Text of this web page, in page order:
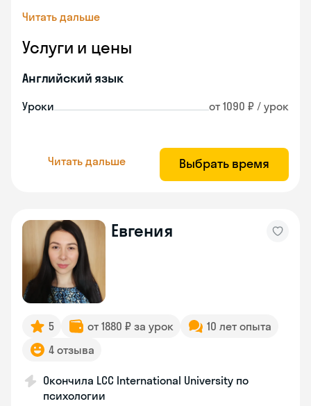
Читать дальше
Услуги и цены
Английский язык
Уроки от 1090 ₽ / урок
Читать дальше Выбрать время
Евгения
5 от 1880 ₽ за урок
10 лет опыта
4 отзыва
Окончила LCC International University по
психологии